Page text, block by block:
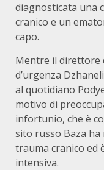
diagnosticata una
cranico e un
capo.
Mentre il direttore
d’urgenza
al quotidiano
motivo di
infortunio, che è
sito russo Baza
trauma cranico ed
intensiva.